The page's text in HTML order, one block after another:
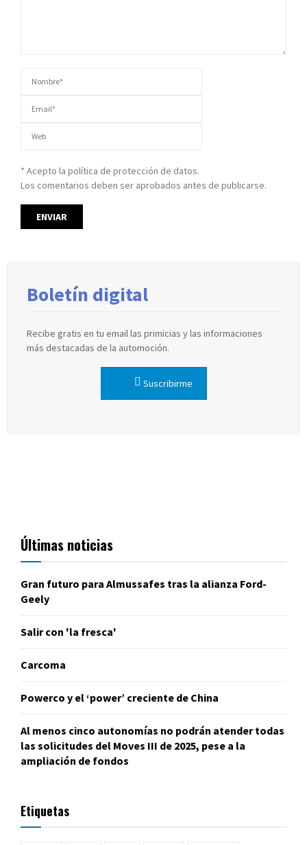
* Acepto la política de protección de datos.
Los comentarios deben ser aprobados antes de publicarse.
Boletín digital
Recibe gratis en tu email las primicias y las informaciones
más destacadas de la automoción.
Suscribirme
Últimas noticias
Gran futuro para Almussafes tras la alianza Ford-
Geely
Salir con 'la fresca'
Carcoma
Powerco y el ‘power’ creciente de China
Al menos cinco autonomías no podrán atender todas
las solicitudes del Moves III de 2025, pese a la
ampliación de fondos
Etiquetas